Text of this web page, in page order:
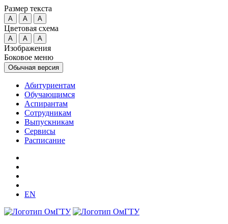
Размер текста
A A A
Цветовая схема
A A A
Изображения
Боковое меню
Обычная версия
Абитуриентам
Обучающимся
Аспирантам
Сотрудникам
Выпускникам
Сервисы
Расписание
EN